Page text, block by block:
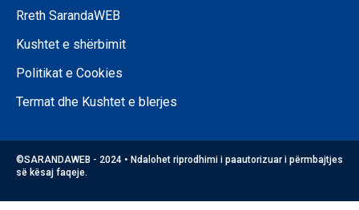
Rreth SarandaWEB
Kushtet e shërbimit
Politikat e Cookies
Termat dhe Kushtet e blerjes
©SARANDAWEB - 2024 • Ndalohet riprodhimi i paautorizuar i përmbajtjes
së kësaj faqeje.